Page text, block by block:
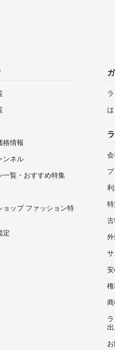
格情報
ンネル
一覧・おすすめ特集
ョップ ファッション特
定